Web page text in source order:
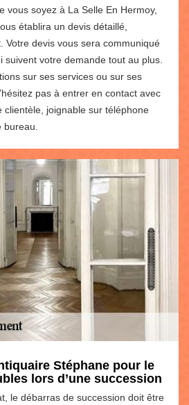
vous soyez à La Selle En Hermoy,
établira un devis détaillé,
Votre devis vous sera communiqué
suivent votre demande tout au plus.
sur ses services ou sur ses
pas à entrer en contact avec
clientèle, joignable sur téléphone
bureau.
Stéphane pour le
lors d’une succession
le débarras de succession doit être